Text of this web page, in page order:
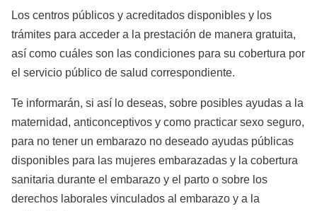
Los centros públicos y acreditados disponibles y los
trámites para acceder a la prestación de manera gratuita,
así como cuáles son las condiciones para su cobertura por
el servicio público de salud correspondiente.
Te informarán, si así lo deseas, sobre posibles ayudas a la
maternidad, anticonceptivos y como practicar sexo seguro,
para no tener un embarazo no deseado ayudas públicas
disponibles para las mujeres embarazadas y la cobertura
sanitaria durante el embarazo y el parto o sobre los
derechos laborales vinculados al embarazo y a la